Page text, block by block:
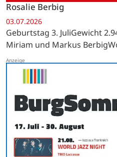
Rosalie Berbig
03.07.2026
Geburtstag 3. JuliGewicht
Miriam und Markus